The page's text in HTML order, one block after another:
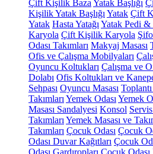
Çift Kişilik Baza Yatak Başlığı
Kişilik Yatak Başlığı Yatak Çift
Yatak Hasta Yatağı Yatak Pedi &
Karyola Çift Kişilik Karyola
Odası Takımları Makyaj Masası
Ofis ve Çalışma Mobilyaları
Oyuncu Koltukları Çalışma ve
Dolabı Ofis Koltukları ve
Sehpası Oyuncu Masası Toplantı
Takımları Yemek Odası Yemek
Masası Sandalyesi Konsol
Takımları Yemek Masası ve
Takımları Çocuk Odası Çocuk
Odası Duvar Kağıtları Çocuk
Odası Gardıropları Çocuk Odası